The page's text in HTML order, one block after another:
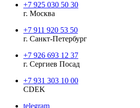
+7 925 030 50 30
г. Москва
+7 911 920 53 50
г. Санкт-Петербург
+7 926 693 12 37
г. Сергиев Посад
+7 931 303 10 00
CDEK
telegram